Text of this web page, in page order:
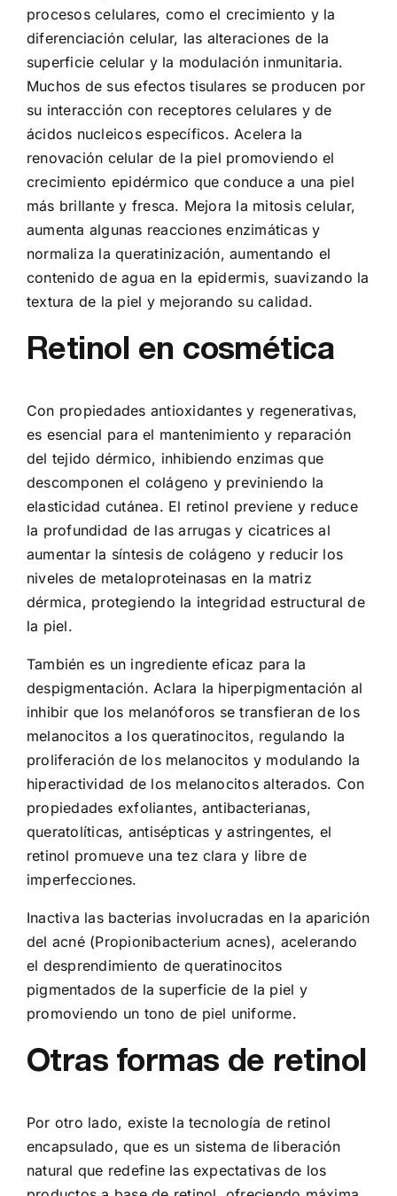
procesos celulares, como el crecimiento y la
diferenciación celular, las alteraciones de la
superficie celular y la modulación inmunitaria.
Muchos de sus efectos tisulares se producen por
su interacción con receptores celulares y de
ácidos nucleicos específicos. Acelera la
renovación celular de la piel promoviendo el
crecimiento epidérmico que conduce a una piel
más brillante y fresca. Mejora la mitosis celular,
aumenta algunas reacciones enzimáticas y
normaliza la queratinización, aumentando el
contenido de agua en la epidermis, suavizando la
textura de la piel y mejorando su calidad.
Retinol en cosmética
Con propiedades antioxidantes y regenerativas,
es esencial para el mantenimiento y reparación
del tejido dérmico, inhibiendo enzimas que
descomponen el colágeno y previniendo la
elasticidad cutánea. El retinol previene y reduce
la profundidad de las arrugas y cicatrices al
aumentar la síntesis de colágeno y reducir los
niveles de metaloproteinasas en la matriz
dérmica, protegiendo la integridad estructural de
la piel.
También es un ingrediente eficaz para la
despigmentación. Aclara la hiperpigmentación al
inhibir que los melanóforos se transfieran de los
melanocitos a los queratinocitos, regulando la
proliferación de los melanocitos y modulando la
hiperactividad de los melanocitos alterados. Con
propiedades exfoliantes, antibacterianas,
queratolíticas, antisépticas y astringentes, el
retinol promueve una tez clara y libre de
imperfecciones.
Inactiva las bacterias involucradas en la aparición
del acné (Propionibacterium acnes), acelerando
el desprendimiento de queratinocitos
pigmentados de la superficie de la piel y
promoviendo un tono de piel uniforme.
Otras formas de retinol
Por otro lado, existe la tecnología de retinol
encapsulado, que es un sistema de liberación
natural que redefine las expectativas de los